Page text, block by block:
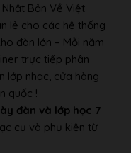
Scale Type, etc.
và bộ nhớ ngoài
Bản Về Việt
lẻ cho các hệ thống
đàn lớn – Mỗi năm
trực tiếp phân
lớp nhạc, cửa hàng
quốc !
đàn và lớp học 7
cụ và phụ kiện từ